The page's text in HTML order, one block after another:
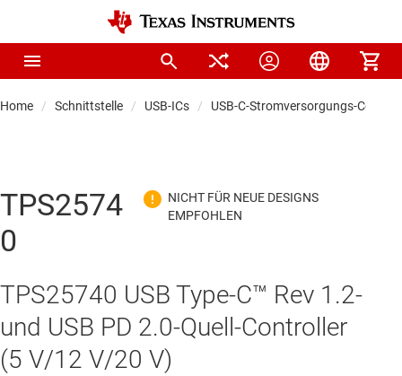
Home Schnittstelle USB-ICs USB-C-Stromversorgungs-
TPS2574
0
TPS25740 USB Type-C™ Rev 1.2-
und USB PD 2.0-Quell-Controller
(5 V/12 V/20 V)